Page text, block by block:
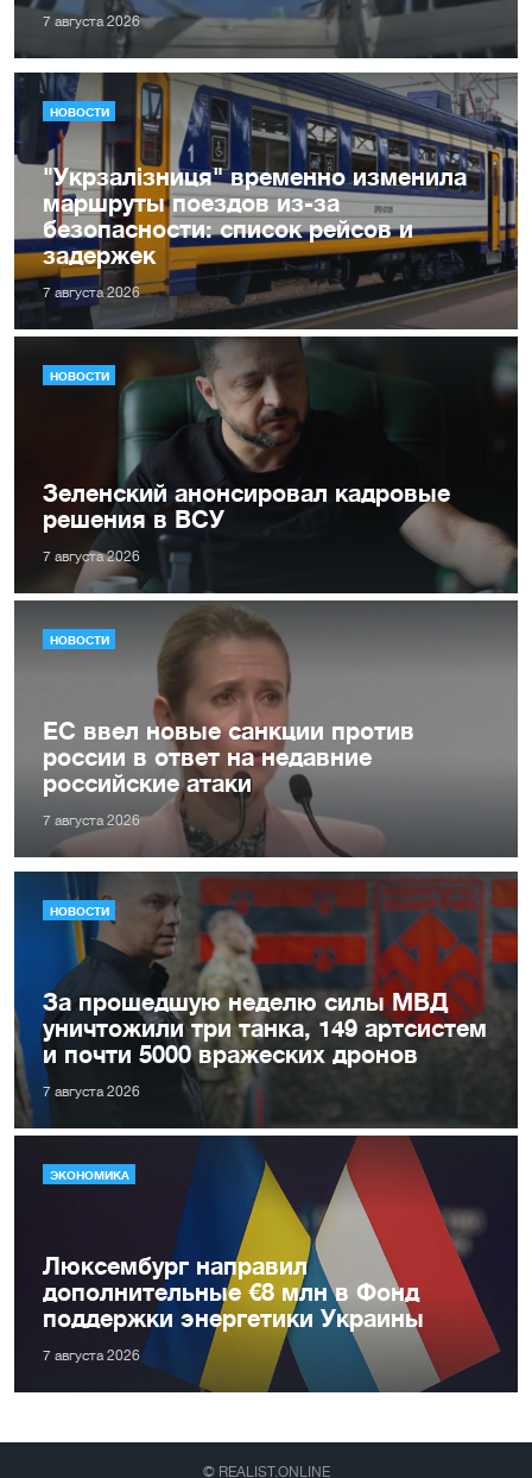
7 августа 2026
НОВОСТИ
"Укрзалізниця" временно изменила
маршруты поездов из-за
безопасности: список рейсов и
задержек
7 августа 2026
НОВОСТИ
Зеленский анонсировал кадровые
решения в ВСУ
7 августа 2026
НОВОСТИ
ЕС ввел новые санкции против
россии в ответ на недавние
российские атаки
7 августа 2026
НОВОСТИ
За прошедшую неделю силы МВД
уничтожили три танка, 149 артсистем
и почти 5000 вражеских дронов
7 августа 2026
ЭКОНОМИКА
Люксембург направил
дополнительные €8 млн в Фонд
поддержки энергетики Украины
7 августа 2026
© REALIST.ONLINE